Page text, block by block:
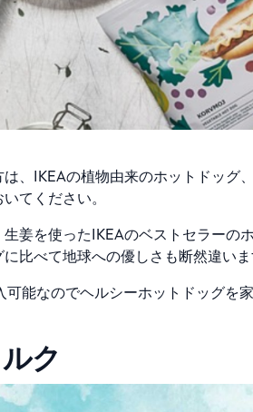
、IKEAの植物由来のホットドッグ、
てください。
姜を使ったIKEAのベストセラーの
比べて地球への優しさも断然違いま
可能なのでヘルシーホットドッグを
ク